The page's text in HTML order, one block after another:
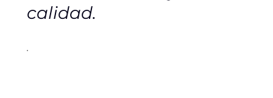
calidad.